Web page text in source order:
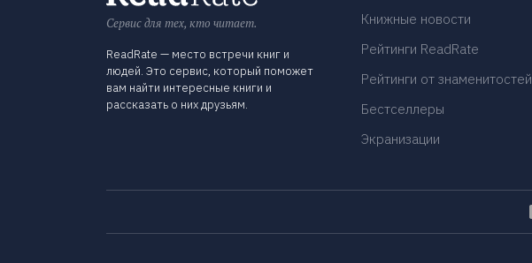
Сервис для тех, кто читает.
ReadRate — место встречи книг и
людей. Это сервис, который поможет
вам найти интересные книги и
рассказать о них друзьям.
Книжные новости
Рейтинги ReadRate
Рейтинги от знаменитостей
Бестселлеры
Экранизации